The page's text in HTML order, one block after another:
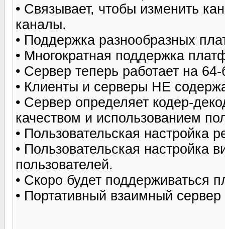
• Связывает, чтобы изменить
каналы.
• Поддержка разнообразных
• Многократная поддержка
• Сервер теперь работает на
• Клиенты и серверы НЕ
• Сервер определяет кодер-
качеством и использованием
• Пользовательская настройка
• Пользовательская настройка
пользователей.
• Скоро будет поддерживаться
• Портативный взаимный